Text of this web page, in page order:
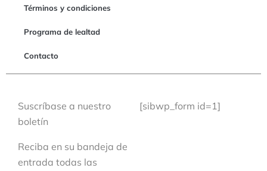
Términos y condiciones
Programa de lealtad
Contacto
Suscríbase a nuestro
boletín
Reciba en su bandeja de
entrada todas las
[sibwp_form id=1]